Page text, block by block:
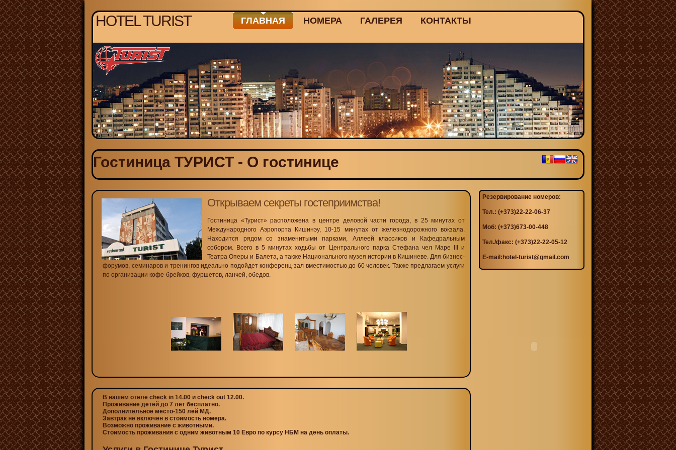
HOTEL TURIST ГЛАВНАЯ НОМЕРА ГАЛЕРЕЯ КОНТАКТЫ
Гостиница ТУРИСТ - О гостинице
Резервирование номеров:
Тел.: (+373)22-22-06-37
Моб: (+373)673-00-448
Тел./факс: (+373)22-22-05-12
E-mail: hotel-turist@gmail.com
Открываем секреты гостеприимства!
Гостиница «Турист» расположена в центре деловой части города, в 25 минутах от
Международного Аэропорта Кишинэу, 10-15 минутах от железнодорожного вокзала.
Находится рядом со знаменитыми парками, Аллеей классиков и Кафедральным
собором. Всего в 5 минутах ходьбы от Центрального парка Стефана чел Маре III и
Театра Оперы и Балета, а также Национального музея истории в Кишиневе. Для бизнес-
форумов, семинаров и тренингов идеально подойдет конференц-зал вместимостью до 60 человек. Также предлагаем услуги
по организации кофе-брейков, фуршетов, ланчей, обедов.
В нашем отеле check in 14.00 и check out 12.00.
Проживание детей до 7 лет бесплатно.
Дополнительное место-150 лей МД.
Завтрак не включен в стоимость номера.
Возможно проживание с животными.
Стоимость проживания с одним животным 10 Евро по курсу НБМ на день оплаты.